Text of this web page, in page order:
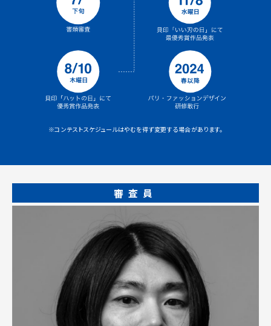
※コンテストスケジュールはやむを得ず変更する場合があります。
審査員